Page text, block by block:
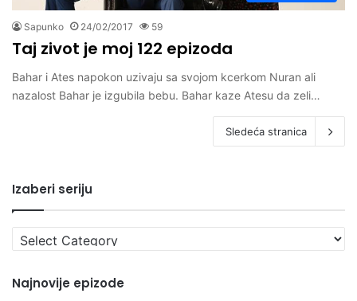
Sapunko 24/02/2017 59
Taj zivot je moj 122 epizoda
Bahar i Ates napokon uzivaju sa svojom kcerkom Nuran ali
nazalost Bahar je izgubila bebu. Bahar kaze Atesu da zeli…
Sledeća stranica
Izaberi seriju
Izaberi
seriju
Najnovije epizode